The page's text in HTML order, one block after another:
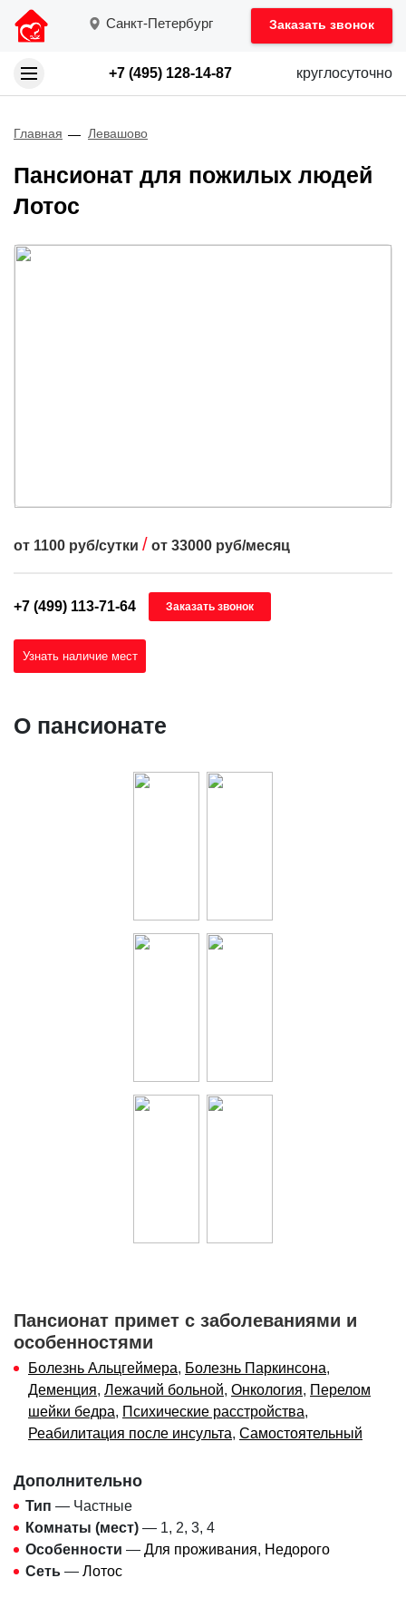
Санкт-Петербург Заказать звонок
+7 (495) 128-14-87 круглосуточно
Главная Левашово
Пансионат для пожилых людей
Лотос
от 1100 руб/сутки / от 33000 руб/месяц
+7 (499) 113-71-64 Заказать звонок
Узнать наличие мест
О пансионате
Пансионат примет с заболеваниями и
особенностями
Болезнь Альцгеймера, Болезнь Паркинсона,
Деменция, Лежачий больной, Онкология, Перелом
шейки бедра, Психические расстройства,
Реабилитация после инсульта, Самостоятельный
Дополнительно
Тип — Частные
Комнаты (мест) — 1, 2, 3, 4
Особенности — Для проживания, Недорого
Сеть — Лотос